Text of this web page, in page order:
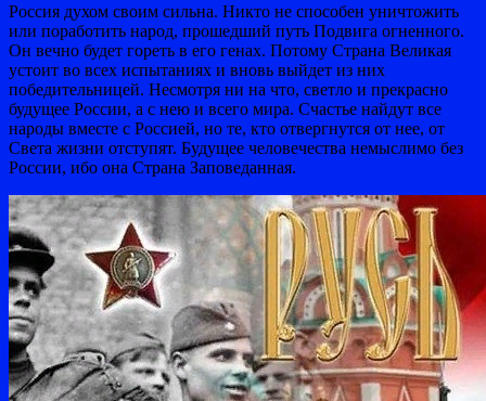
Россия духом своим сильна. Никто не способен уничтожить
или поработить народ, прошедший путь Подвига огненного.
Он вечно будет гореть в его генах. Потому Страна Великая
устоит во всех испытаниях и вновь выйдет из них
победительницей. Несмотря ни на что, светло и прекрасно
будущее России, а с нею и всего мира. Счастье найдут все
народы вместе с Россией, но те, кто отвергнутся от нее, от
Света жизни отступят. Будущее человечества немыслимо без
России, ибо она Страна Заповеданная.